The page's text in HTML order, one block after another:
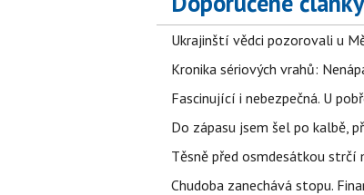
Ukrajinští vědci pozorovali u
Kronika sériových vrahů:
Fascinující i nebezpečná. U
Do zápasu jsem šel po kalbě,
Těsně před osmdesátkou strčí
Chudoba zanechává stopu.